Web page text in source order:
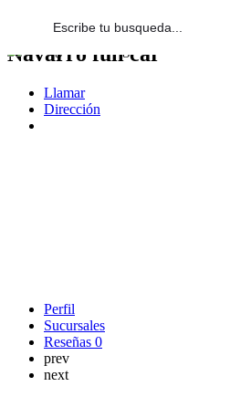
Navarro full car
Llamar
Dirección
Perfil
Sucursales
Reseñas 0
prev
next